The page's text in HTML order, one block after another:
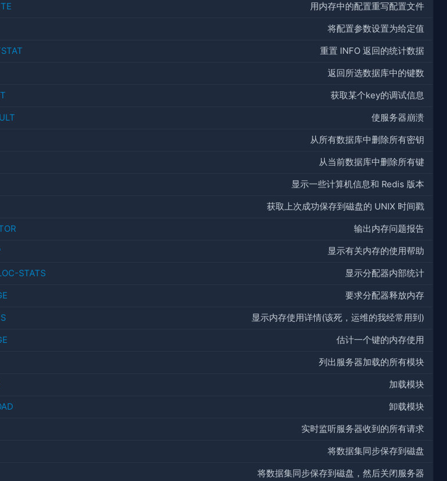
用内存中的配置重写配置文件
将配置参数设置为给定值
重置 INFO 返回的统计数据
返回所选数据库中的键数
获取某个key的调试信息
使服务器崩溃
从所有数据库中删除所有密钥
从当前数据库中删除所有键
显示一些计算机信息和 Redis 版本
获取上次成功保存到磁盘的 UNIX 时间戳
输出内存问题报告
显示有关内存的使用帮助
STATS 显示分配器内部统计
要求分配器释放内存
显示内存使用详情(该死，运维的我经常用到)
估计一个键的内存使用
列出服务器加载的所有模块
加载模块
卸载模块
实时监听服务器收到的所有请求
将数据集同步保存到磁盘
将数据集同步保存到磁盘，然后关闭服务器